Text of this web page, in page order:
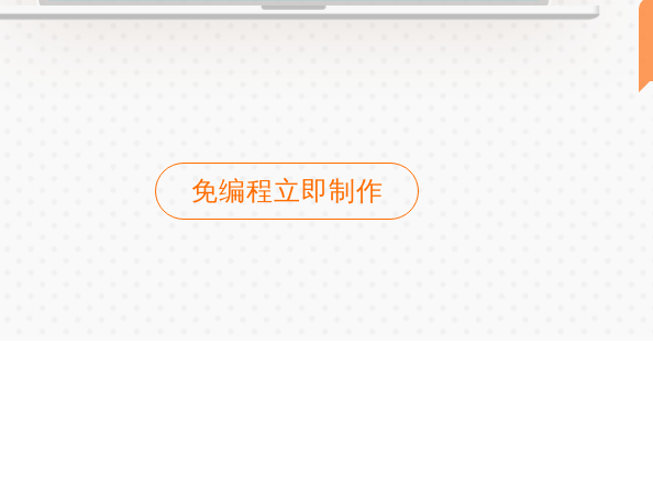
免编程立即制作